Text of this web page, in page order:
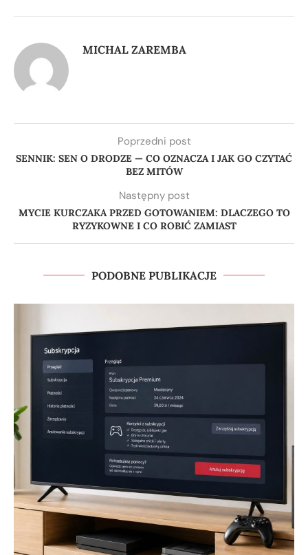
MICHAL ZAREMBA
Poprzedni post
SENNIK: SEN O DRODZE — CO OZNACZA I JAK GO CZYTAĆ
BEZ MITÓW
Następny post
MYCIE KURCZAKA PRZED GOTOWANIEM: DLACZEGO TO
RYZYKOWNE I CO ROBIĆ ZAMIAST
PODOBNE PUBLIKACJE